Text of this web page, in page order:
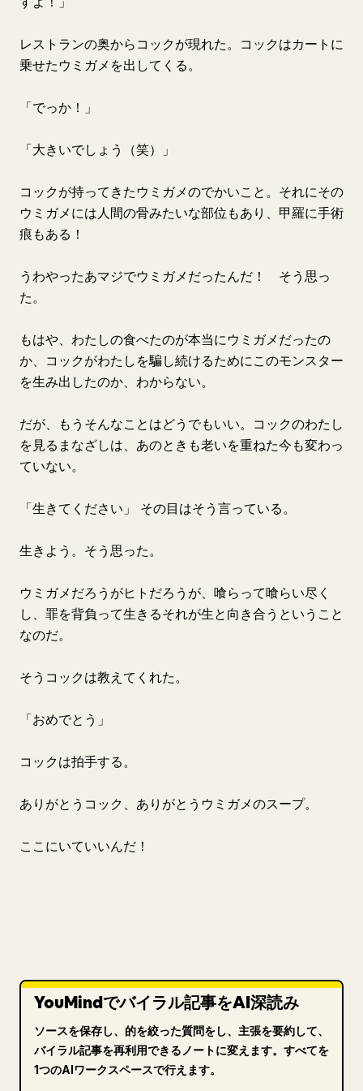
レストランの奥からコックが現れた。コックはカートに
乗せたウミガメを出してくる。
「でっか！」
「大きいでしょう（笑）」
コックが持ってきたウミガメのでかいこと。それにその
ウミガメには人間の骨みたいな部位もあり、甲羅に手術
痕もある！
うわやったあマジでウミガメだったんだ！ そう思っ
た。
もはや、わたしの食べたのが本当にウミガメだったの
か、コックがわたしを騙し続けるためにこのモンスター
を生み出したのか、わからない。
だが、もうそんなことはどうでもいい。コックのわたし
を見るまなざしは、あのときも老いを重ねた今も変わっ
ていない。
「生きてください」 その目はそう言っている。
生きよう。そう思った。
ウミガメだろうがヒトだろうが、喰らって喰らい尽く
し、罪を背負って生きるそれが生と向き合うということ
なのだ。
そうコックは教えてくれた。
「おめでとう」
コックは拍手する。
ありがとうコック、ありがとうウミガメのスープ。
ここにいていいんだ！
YouMindでバイラル記事をAI深読み
ソースを保存し、的を絞った質問をし、主張を要約して、
バイラル記事を再利用できるノートに変えます。すべてを
1つのAIワークスペースで行えます。